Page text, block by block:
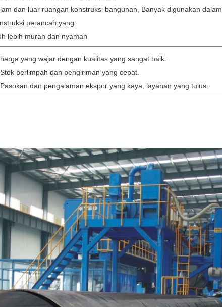
dan luar ruangan konstruksi bangunan, Banyak digunakan dalam
perancah yang:
lebih murah dan nyaman
yang wajar dengan kualitas yang sangat baik.
berlimpah dan pengiriman yang cepat.
dan pengalaman ekspor yang kaya, layanan yang tulus.